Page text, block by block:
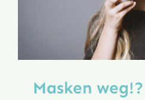
Masken weg!?